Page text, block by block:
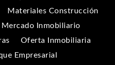
Materiales Construcción
Mercado Inmobiliario
Oferta Inmobiliaria
Empresarial